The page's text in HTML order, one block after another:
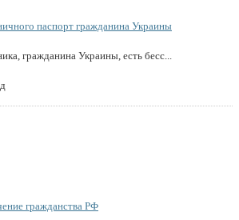
паспорт гражданина Украины
гражданина Украины, есть бесс...
гражданства РФ